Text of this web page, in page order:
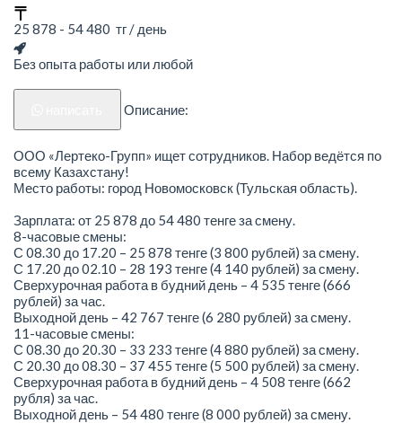
25 878 - 54 480 тг / день
Без опыта работы или любой
Описание:
ООО «Лертеко-Групп» ищет сотрудников. Набор ведётся по
всему Казахстану!
Место работы: город Новомосковск (Тульская область).
Зарплата: от 25 878 до 54 480 тенге за смену.
8-часовые смены:
С 08.30 до 17.20 – 25 878 тенге (3 800 рублей) за смену.
С 17.20 до 02.10 – 28 193 тенге (4 140 рублей) за смену.
Сверхурочная работа в будний день – 4 535 тенге (666
рублей) за час.
Выходной день – 42 767 тенге (6 280 рублей) за смену.
11-часовые смены:
С 08.30 до 20.30 – 33 233 тенге (4 880 рублей) за смену.
С 20.30 до 08.30 – 37 455 тенге (5 500 рублей) за смену.
Сверхурочная работа в будний день – 4 508 тенге (662
рубля) за час.
Выходной день – 54 480 тенге (8 000 рублей) за смену.